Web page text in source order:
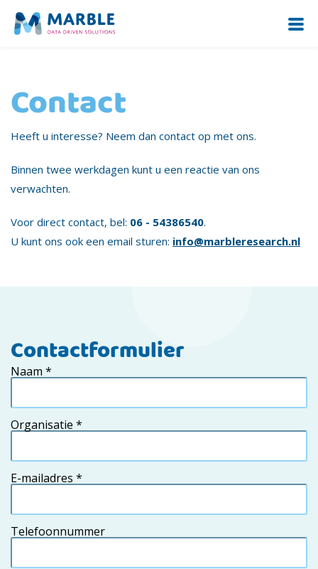
Contact
Heeft u interesse? Neem dan contact op met ons.
Binnen twee werkdagen kunt u een reactie van ons
verwachten.
Voor direct contact, bel: 06 - 54386540.
U kunt ons ook een email sturen: info@marbleresearch.nl
Contactformulier
Naam *
Organisatie *
E-mailadres *
Telefoonnummer